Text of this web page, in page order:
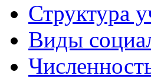
Структура
Виды